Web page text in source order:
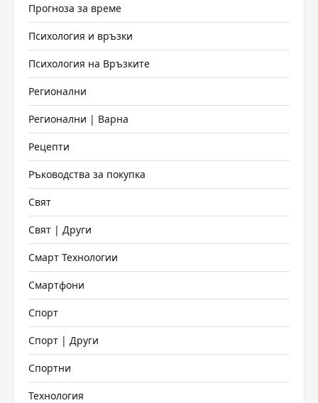
Прогноза за време
Психология и връзки
Психология на Връзките
Регионални
Регионални | Варна
Рецепти
Ръководства за покупка
Свят
Свят | Други
Смарт Технологии
Смартфони
Спорт
Спорт | Други
Спортни
Технология